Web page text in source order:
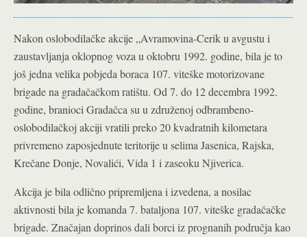
Nakon oslobodilačke akcije „Avramovina-Cerik u avgustu i
zaustavljanja oklopnog voza u oktobru 1992. godine, bila je to
još jedna velika pobjeda boraca 107. viteške motorizovane
brigade na gradačačkom ratištu. Od 7. do 12 decembra 1992.
godine, branioci Gradačca su u združenoj odbrambeno-
oslobodilačkoj akciji vratili preko 20 kvadratnih kilometara
privremeno zaposjednute teritorije u selima Jasenica, Rajska,
Krečane Donje, Novalići, Vida 1 i zaseoku Njiverica.
Akcija je bila odlično pripremljena i izvedena, a nosilac
aktivnosti bila je komanda 7. bataljona 107. viteške gradačačke
brigade. Značajan doprinos dali borci iz prognanih područja kao